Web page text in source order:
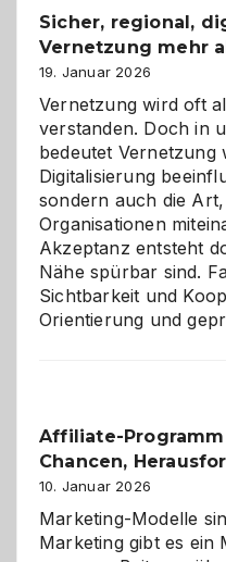
ein
Alaaf!
Sicher, regional,
Vernetzung mehr
19. Januar 2026
Vernetzung wird oft
verstanden. Doch in
bedeutet Vernetzung
Digitalisierung
sondern auch die
Organisationen
Akzeptanz entsteht
Nähe spürbar sind.
Sichtbarkeit und
Orientierung und
Affiliate-
Chancen,
10. Januar 2026
Marketing-Modelle
Marketing gibt es ein